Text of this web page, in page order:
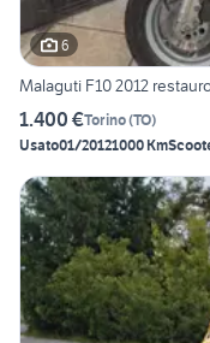
6
Malaguti F10 2012
1.400 €Torino(TO)
Usato01/20121000 Km